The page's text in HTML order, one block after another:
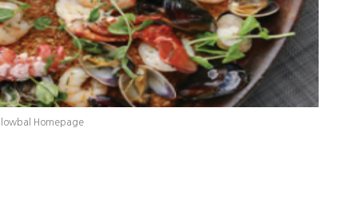
Homepage